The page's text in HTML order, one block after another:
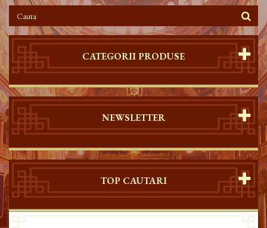
CATEGORII PRODUSE
NEWSLETTER
TOP CAUTARI